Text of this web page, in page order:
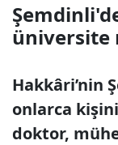
üniversite
Hakkâri’nin
onlarca
doktor,